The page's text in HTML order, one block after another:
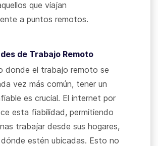
que viajan
a puntos remotos.
de Trabajo Remoto
donde el trabajo remoto se
vez más común, tener un
es crucial. El internet por
esta fiabilidad, permitiendo
trabajar desde sus hogares,
estén ubicadas. Esto no